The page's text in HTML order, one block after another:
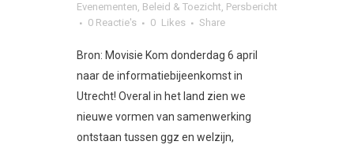
Evenementen, Beleid & Toezicht, Persbericht
0 Reactie's
0 Likes Share
Bron: Movisie Kom donderdag 6 april
naar de informatiebijeenkomst in
Utrecht! Overal in het land zien we
nieuwe vormen van samenwerking
ontstaan tussen ggz en welzijn,